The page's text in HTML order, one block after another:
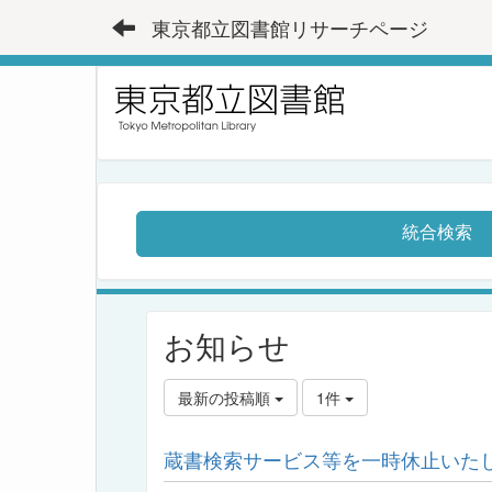
東京都立図書館リサーチページ
統合検索
お知らせ
最新の投稿順 1件
蔵書検索サービス等を一時休止いた